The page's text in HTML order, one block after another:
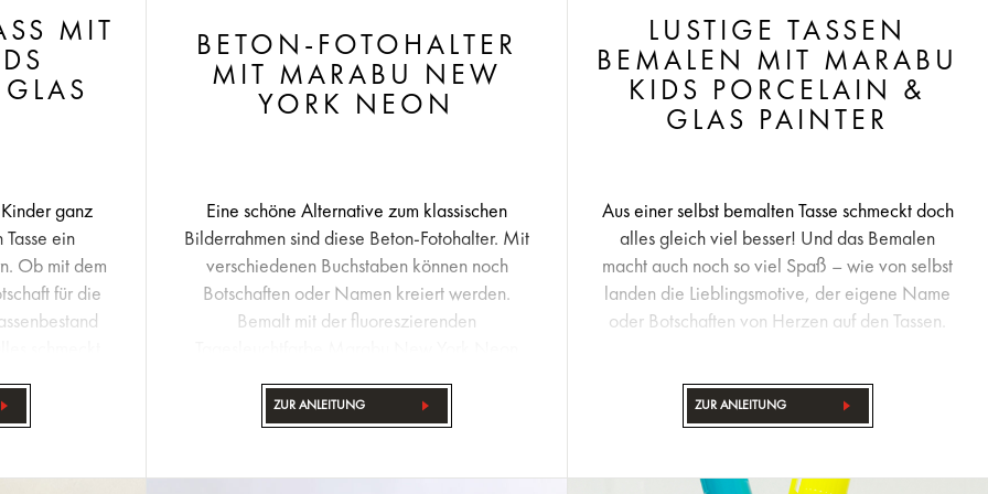
MIT M
P
P
ganz
ein
Ob mit dem
für die
trinkt!
BETON-FOTOHALTER
MIT MARABU NEW
YORK NEON
Eine schöne Alternative zum klassischen
Bilderrahmen sind diese Beton-Fotohalter. Mit
verschiedenen Buchstaben können noch
Botschaften oder Namen kreiert werden.
Bemalt mit der fluoreszierenden
ZUR ANLEITUNG
LUSTIGE TASSEN
BEMALEN MIT MARABU
KIDS PORCELAIN &
GLAS PAINTER
Aus einer selbst bemalten Tasse schmeckt doch
alles gleich viel besser! Und das Bemalen
macht auch noch so viel Spaß – wie von selbst
landen die Lieblingsmotive, der eigene Name
oder Botschaften von Herzen auf den Tassen.
ZUR ANLEITUNG